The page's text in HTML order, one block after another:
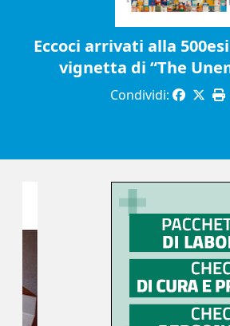
Eccoci arrivati alla
vignetta di “The
Condividi: